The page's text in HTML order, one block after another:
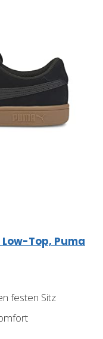
Low-Top, Puma
festen Sitz